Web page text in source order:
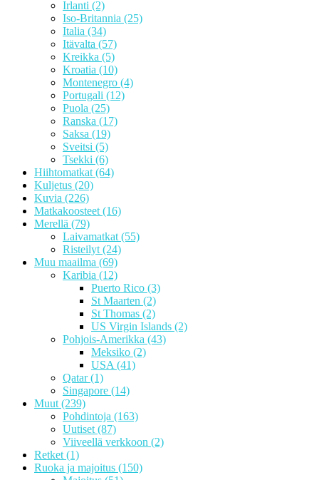
Irlanti (2)
Iso-Britannia (25)
Italia (34)
Itävalta (57)
Kreikka (5)
Kroatia (10)
Montenegro (4)
Portugali (12)
Puola (25)
Ranska (17)
Saksa (19)
Sveitsi (5)
Tsekki (6)
Hiihtomatkat (64)
Kuljetus (20)
Kuvia (226)
Matkakoosteet (16)
Merellä (79)
Laivamatkat (55)
Risteilyt (24)
Muu maailma (69)
Karibia (12)
Puerto Rico (3)
St Maarten (2)
St Thomas (2)
US Virgin Islands (2)
Pohjois-Amerikka (43)
Meksiko (2)
USA (41)
Qatar(1)
Singapore (14)
Muut (239)
Pohdintoja (163)
Uutiset (87)
Viiveellä verkkoon (2)
Retket (1)
Ruoka ja majoitus (150)